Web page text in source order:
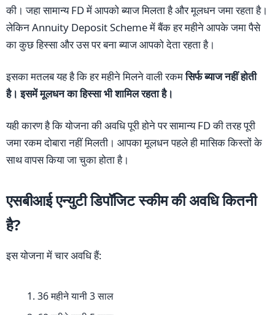
की। जहा सामान्य FD में आपको ब्याज मिलता है और मूलधन जमा रहता है।
लेकिन Annuity Deposit Scheme में बैंक हर महीने आपके जमा पैसे
का कुछ हिस्सा और उस पर बना ब्याज आपको देता रहता है।
इसका मतलब यह है कि हर महीने मिलने वाली रकमसिर्फ ब्याज नहीं होती
है। इसमें मूलधन का हिस्सा भी शामिल रहता है।
यही कारण है कि योजना की अवधि पूरी होने पर सामान्य FD की तरह पूरी
जमा रकम दोबारा नहीं मिलती। आपका मूलधन पहले ही मासिक किस्तों के
साथ वापस किया जा चुका होता है।
एसबीआई एन्युटी डिपॉजिट स्कीम की अवधि कितनी
है?
इस योजना में चार अवधि हैं:
36 महीने यानी 3 साल